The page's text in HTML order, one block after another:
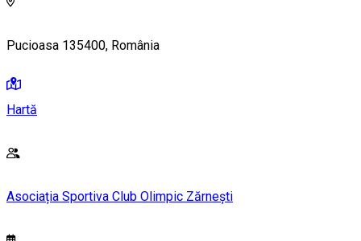
Pucioasa 135400, România
Hartă
Asociația Sportiva Club Olimpic Zărnești